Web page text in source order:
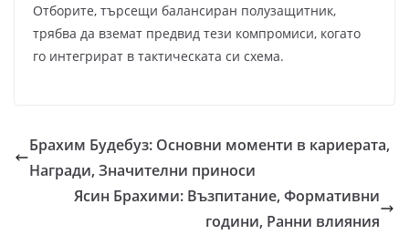
Отборите, търсещи балансиран полузащитник,
трябва да вземат предвид тези компромиси, когато
го интегрират в тактическата си схема.
Брахим Будебуз: Основни моменти в кариерата,
Награди, Значителни приноси
Ясин Брахими: Възпитание, Формативни
години, Ранни влияния